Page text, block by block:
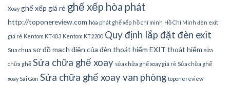
Xoay ghế xếp giá rẻ ghế xếp hòa phát
http://toponereview.com hòa phát ghế xếp hồ chí minh Hồ Chí Minh đèn exit
giá rẻ Kentom KT403 Kentom KT2200 Quy định lắp đặt đèn exit
Sua chua sơ đồ mạch điện của đèn thoát hiểm EXIT thoát hiểm sửa
chữa ghế Sửa chữa ghế xoay sửa chữa ghế xoay giá rẻ Sửa chữa ghế
xoay Sài Gòn Sửa chữa ghế xoay van phòng toponereview